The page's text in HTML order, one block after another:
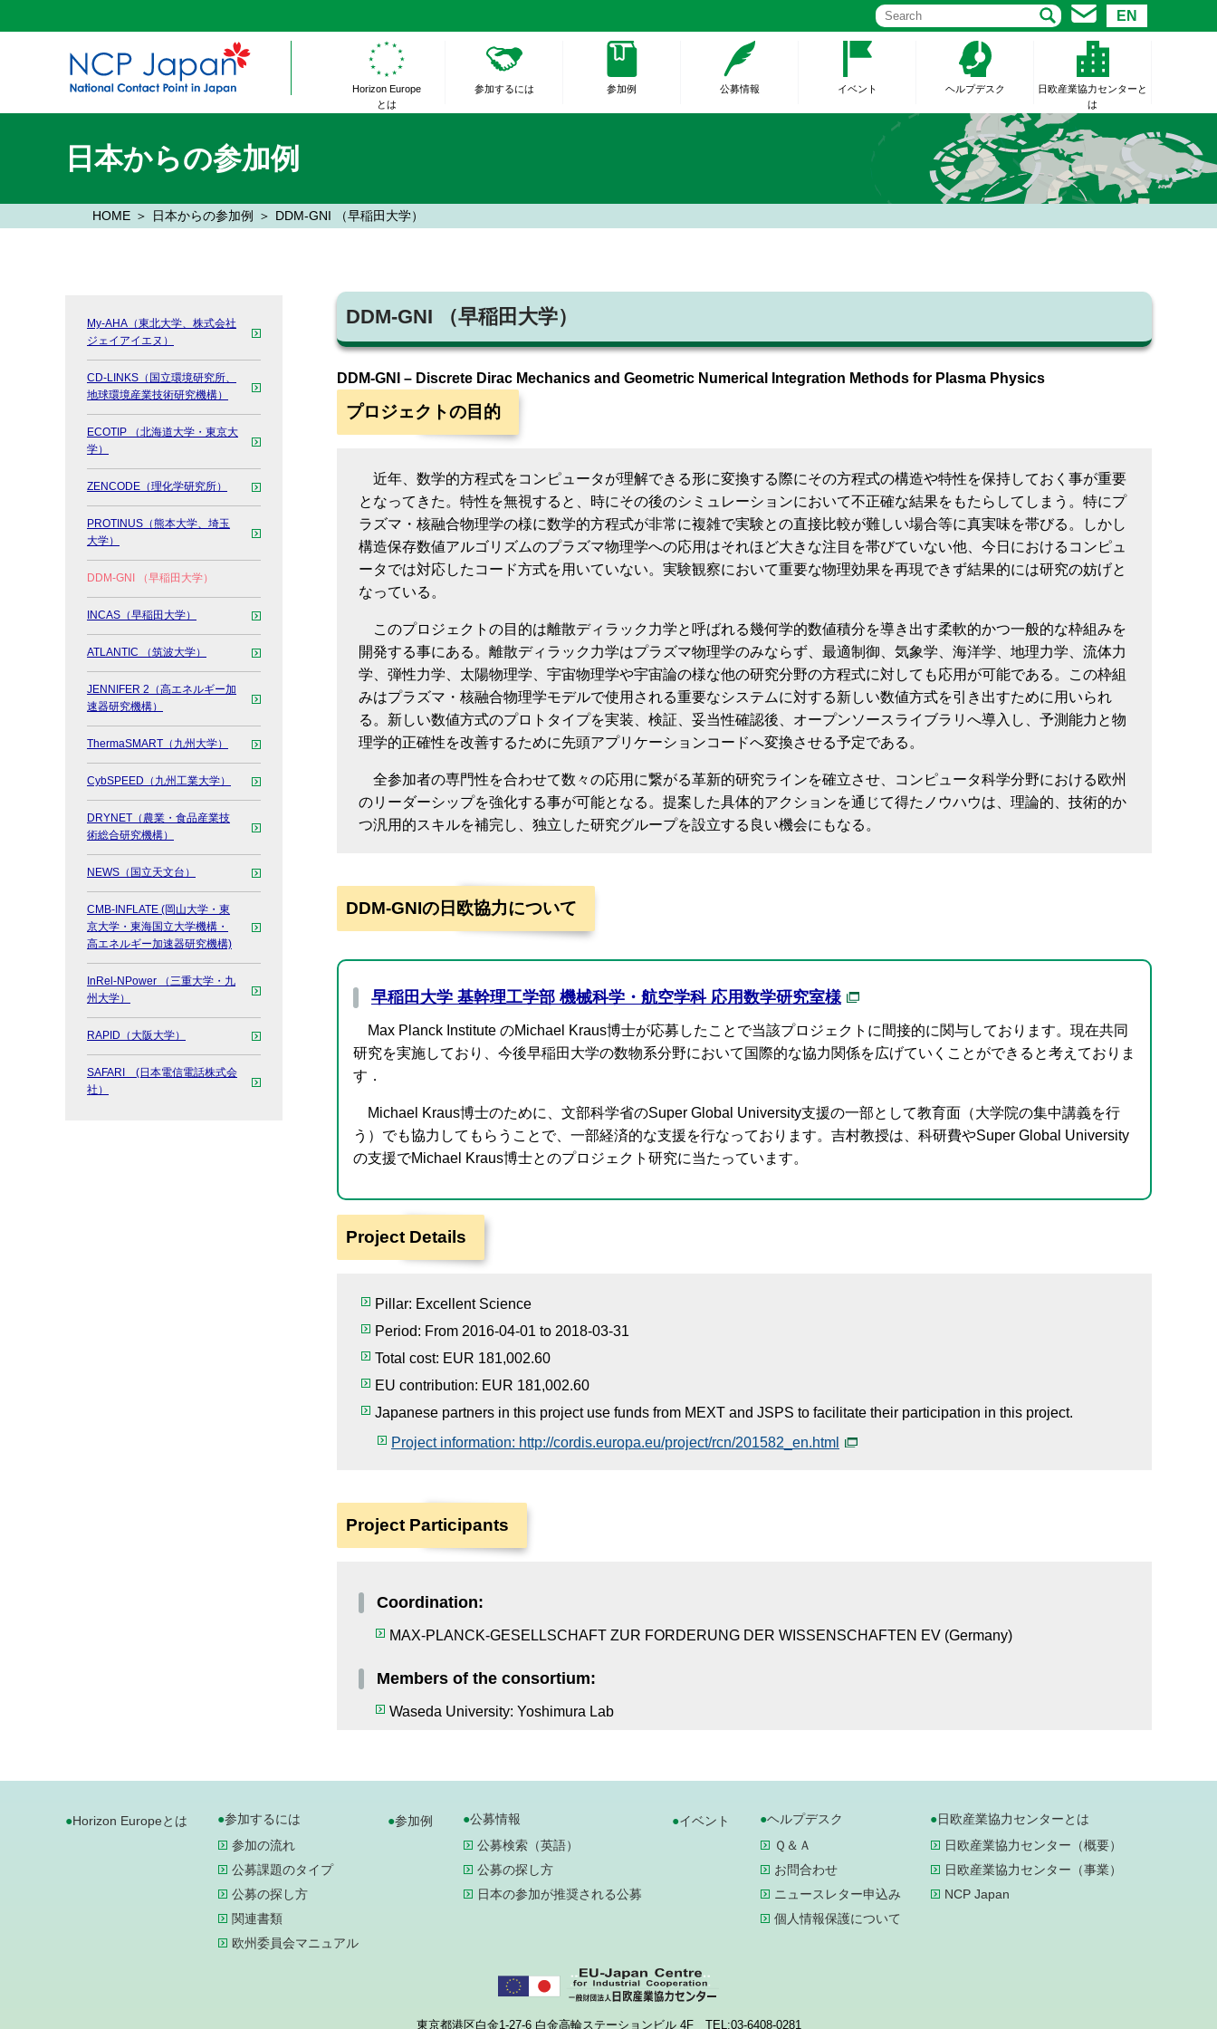
EN
Horizon Europe
とは
参加するには 参加例 公募情報 イベント ヘルプデスク
日欧産業協力センターと
は
日本からの参加例
HOME 日本からの参加例 DDM-GNI （早稲田大学）
DDM-GNI （早稲田大学）
DDM-GNI – Discrete Dirac Mechanics and Geometric Numerical Integration Methods for Plasma Physics
プロジェクトの目的
近年、数学的方程式をコンピュータが理解できる形に変換する際にその方程式の構造や特性を保持しておく事が重要
となってきた。特性を無視すると、時にその後のシミュレーションにおいて不正確な結果をもたらしてしまう。特にプ
ラズマ・核融合物理学の様に数学的方程式が非常に複雑で実験との直接比較が難しい場合等に真実味を帯びる。しかし
構造保存数値アルゴリズムのプラズマ物理学への応用はそれほど大きな注目を帯びていない他、今日におけるコンピュ
ータでは対応したコード方式を用いていない。実験観察において重要な物理効果を再現できず結果的には研究の妨げと
なっている。
このプロジェクトの目的は離散ディラック力学と呼ばれる幾何学的数値積分を導き出す柔軟的かつ一般的な枠組みを
開発する事にある。離散ディラック力学はプラズマ物理学のみならず、最適制御、気象学、海洋学、地理力学、流体力
学、弾性力学、太陽物理学、宇宙物理学や宇宙論の様な他の研究分野の方程式に対しても応用が可能である。この枠組
みはプラズマ・核融合物理学モデルで使用される重要なシステムに対する新しい数値方式を引き出すために用いられ
る。新しい数値方式のプロトタイプを実装、検証、妥当性確認後、オープンソースライブラリへ導入し、予測能力と物
理学的正確性を改善するために先頭アプリケーションコードへ変換させる予定である。
全参加者の専門性を合わせて数々の応用に繋がる革新的研究ラインを確立させ、コンピュータ科学分野における欧州
のリーダーシップを強化する事が可能となる。提案した具体的アクションを通じて得たノウハウは、理論的、技術的か
つ汎用的スキルを補完し、独立した研究グループを設立する良い機会にもなる。
DDM-GNIの日欧協力について
早稲田大学 基幹理工学部 機械科学・航空学科 応用数学研究室様
Max Planck Institute のMichael Kraus博士が応募したことで当該プロジェクトに間接的に関与しております。現在共同
研究を実施しており、今後早稲田大学の数物系分野において国際的な協力関係を広げていくことができると考えておりま
す．
Michael Kraus博士のために、文部科学省のSuper Global University支援の一部として教育面（大学院の集中講義を行
う）でも協力してもらうことで、一部経済的な支援を行なっております。吉村教授は、科研費やSuper Global University
の支援でMichael Kraus博士とのプロジェクト研究に当たっています。
Project Details
Pillar: Excellent Science
Period: From 2016-04-01 to 2018-03-31
Total cost: EUR 181,002.60
EU contribution: EUR 181,002.60
Japanese partners in this project use funds from MEXT and JSPS to facilitate their participation in this project.
Project information: http://cordis.europa.eu/project/rcn/201582_en.html
Project Participants
Coordination:
MAX-PLANCK-GESELLSCHAFT ZUR FORDERUNG DER WISSENSCHAFTEN EV (Germany)
Members of the consortium:
Waseda University: Yoshimura Lab
My-AHA（東北大学、株式会社
ジェイアイエヌ）
CD-LINKS（国立環境研究所、
地球環境産業技術研究機構）
ECOTIP （北海道大学・東京大
学）
ZENCODE（理化学研究所）
PROTINUS（熊本大学、埼玉
大学）
DDM-GNI （早稲田大学）
INCAS（早稲田大学）
ATLANTIC （筑波大学）
JENNIFER 2（高エネルギー加
速器研究機構）
ThermaSMART（九州大学）
CybSPEED（九州工業大学）
DRYNET（農業・食品産業技
術総合研究機構）
NEWS（国立天文台）
CMB-INFLATE (岡山大学・東
京大学・東海国立大学機構・
高エネルギー加速器研究機構)
InRel-NPower （三重大学・九
州大学）
RAPID（大阪大学）
SAFARI (日本電信電話株式会
社）
Horizon Europeとは
参加するには
参加の流れ
公募課題のタイプ
公募の探し方
関連書類
欧州委員会マニュアル
参加例
公募情報
公募検索（英語）
公募の探し方
日本の参加が推奨される公募
イベント
ヘルプデスク
Ｑ＆Ａ
お問合わせ
ニュースレター申込み
個人情報保護について
日欧産業協力センターとは
日欧産業協力センター（概要）
日欧産業協力センター（事業）
NCP Japan
東京都港区白金1-27-6 白金高輪ステーションビル 4F TEL:03-6408-0281